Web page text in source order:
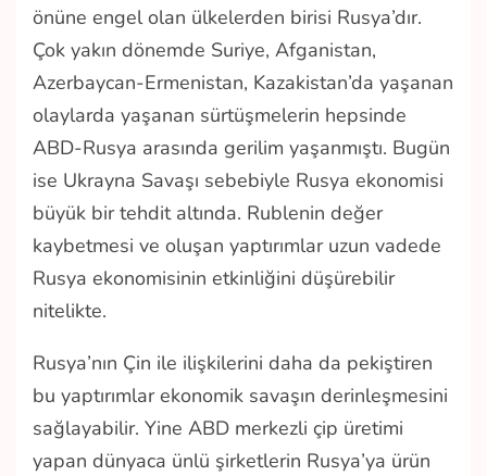
önüne engel olan ülkelerden birisi Rusya’dır.
Çok yakın dönemde Suriye, Afganistan,
Azerbaycan-Ermenistan, Kazakistan’da yaşanan
olaylarda yaşanan sürtüşmelerin hepsinde
ABD-Rusya arasında gerilim yaşanmıştı. Bugün
ise Ukrayna Savaşı sebebiyle Rusya ekonomisi
büyük bir tehdit altında. Rublenin değer
kaybetmesi ve oluşan yaptırımlar uzun vadede
Rusya ekonomisinin etkinliğini düşürebilir
nitelikte.
Rusya’nın Çin ile ilişkilerini daha da pekiştiren
bu yaptırımlar ekonomik savaşın derinleşmesini
sağlayabilir. Yine ABD merkezli çip üretimi
yapan dünyaca ünlü şirketlerin Rusya’ya ürün